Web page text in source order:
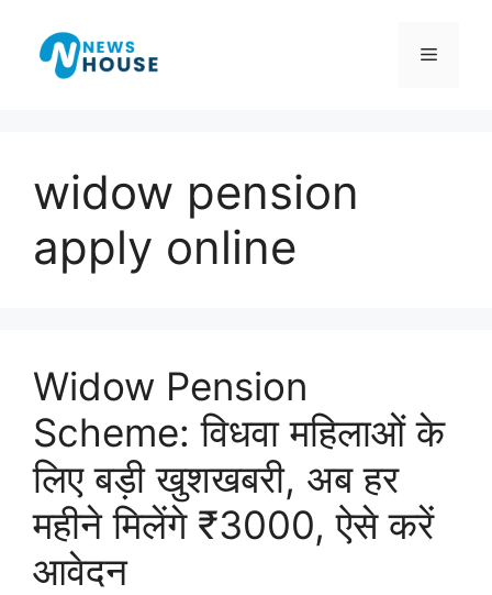
content
Menu
widow pension
apply online
Widow Pension
Scheme: विधवा महिलाओं के
लिए बड़ी खुशखबरी, अब हर
महीने मिलेंगे ₹3000, ऐसे करें
आवेदन